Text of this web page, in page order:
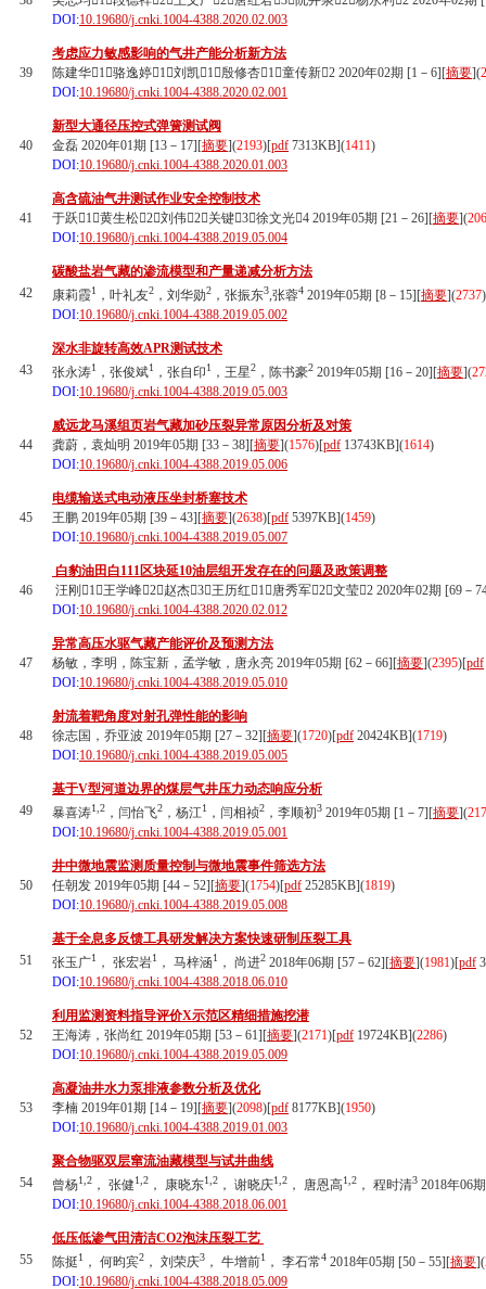
DOI:10.19680/j.cnki.1004-4388.2020.02.003
39
考虑应力敏感影响的气井产能分析新方法
陈建华1，骆逸婷1，刘凯1，殷修杏1，童传新2 2020年02期 [1－6][摘要](
DOI:10.19680/j.cnki.1004-4388.2020.02.001
40
新型大通径压控式弹簧测试阀
金磊 2020年01期 [13－17][摘要](2193)[pdf 7313KB](1411)
DOI:10.19680/j.cnki.1004-4388.2020.01.003
41
高含硫油气井测试作业安全控制技术
于跃1，黄生松2，刘伟2，关键3，徐文光4 2019年05期 [21－26][摘要](
DOI:10.19680/j.cnki.1004-4388.2019.05.004
42
碳酸盐岩气藏的渗流模型和产量递减分析方法
康莉霞1 ，叶礼友2 ，刘华勋2 ，张振东3,张蓉4 2019年05期 [8－15][摘要](2737)
DOI:10.19680/j.cnki.1004-4388.2019.05.002
43
深水非旋转高效APR测试技术
张永涛1 ，张俊斌1 ，张自印1 ，王星2 ，陈书豪2 2019年05期 [16－20][摘要](
DOI:10.19680/j.cnki.1004-4388.2019.05.003
44
威远龙马溪组页岩气藏加砂压裂异常原因分析及对策
龚蔚，袁灿明 2019年05期 [33－38][摘要](1576)[pdf 13743KB](1614)
DOI:10.19680/j.cnki.1004-4388.2019.05.006
45
电缆输送式电动液压坐封桥塞技术
王鹏 2019年05期 [39－43][摘要](2638)[pdf 5397KB](1459)
DOI:10.19680/j.cnki.1004-4388.2019.05.007
46
白豹油田白111区块延10油层组开发存在的问题及政策调整
汪刚1，王学峰2，赵杰3，王历红1，唐秀军2，文莹2 2020年02期 [69－
DOI:10.19680/j.cnki.1004-4388.2020.02.012
47
异常高压水驱气藏产能评价及预测方法
杨敏，李明，陈宝新，孟学敏，唐永亮 2019年05期 [62－66][摘要](2395)[pdf
DOI:10.19680/j.cnki.1004-4388.2019.05.010
48
射流着靶角度对射孔弹性能的影响
徐志国，乔亚波 2019年05期 [27－32][摘要](1720)[pdf 20424KB](1719)
DOI:10.19680/j.cnki.1004-4388.2019.05.005
49
基于V型河道边界的煤层气井压力动态响应分析
暴喜涛1,2 ，闫怡飞2 ，杨江1 ，闫相祯2 ，李顺初3 2019年05期 [1－7][摘要](
DOI:10.19680/j.cnki.1004-4388.2019.05.001
50
井中微地震监测质量控制与微地震事件筛选方法
任朝发 2019年05期 [44－52][摘要](1754)[pdf 25285KB](1819)
DOI:10.19680/j.cnki.1004-4388.2019.05.008
51
基于全息多反馈工具研发解决方案快速研制压裂工具
张玉广1 ， 张宏岩1 ， 马梓涵1 ， 尚进2 2018年06期 [57－62][摘要](1981)[pdf
DOI:10.19680/j.cnki.1004-4388.2018.06.010
52
利用监测资料指导评价X示范区精细措施挖潜
王海涛，张尚红 2019年05期 [53－61][摘要](2171)[pdf 19724KB](2286)
DOI:10.19680/j.cnki.1004-4388.2019.05.009
53
高凝油井水力泵排液参数分析及优化
李楠 2019年01期 [14－19][摘要](2098)[pdf 8177KB](1950)
DOI:10.19680/j.cnki.1004-4388.2019.01.003
54
聚合物驱双层窜流油藏模型与试井曲线
曾杨1,2 ， 张健1,2 ， 康晓东1,2 ， 谢晓庆1,2 ， 唐恩高1,2 ， 程时清3 2018年06
DOI:10.19680/j.cnki.1004-4388.2018.06.001
55
低压低渗气田清洁CO2泡沫压裂工艺
陈挺1 ， 何昀宾2 ， 刘荣庆3 ， 牛增前1 ， 李石常4 2018年05期 [50－55][摘要](
DOI:10.19680/j.cnki.1004-4388.2018.05.009